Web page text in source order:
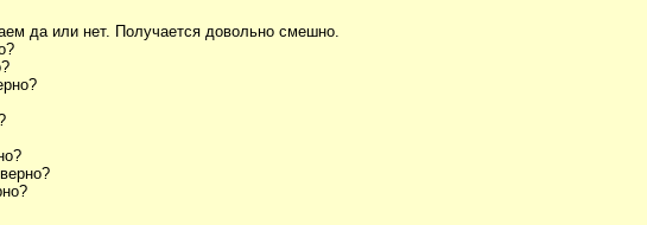
да или нет. Получается довольно смешно.